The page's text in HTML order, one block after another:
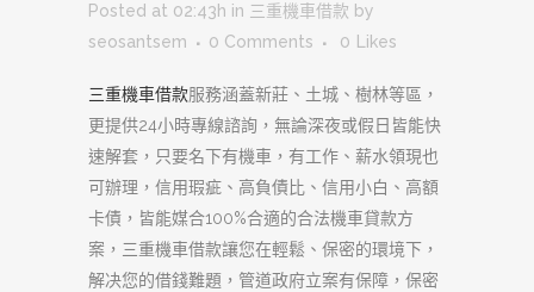
Posted at 02:43h in 三重機車借款 by
seosantsem
0 Comments 0 Likes
三重機車借款服務涵蓋新莊、土城、樹林等區，
更提供24小時專線諮詢，無論深夜或假日皆能快
速解套，只要名下有機車，有工作、薪水領現也
可辦理，信用瑕疵、高負債比、信用小白、高額
卡債，皆能媒合100%合適的合法機車貸款方
案，三重機車借款讓您在輕鬆、保密的環境下，
解决您的借錢難題，管道政府立案有保障，保密